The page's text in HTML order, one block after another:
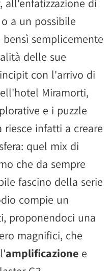
all'enfatizzazione di
a un possibile
semplicemente
delle sue
con l'arrivo di
Miramorti,
e i puzzle
riesce infatti a creare
quel mix di
che da sempre
fascino della serie
compie un
proponendoci una
magnifici, che
amplificazione e